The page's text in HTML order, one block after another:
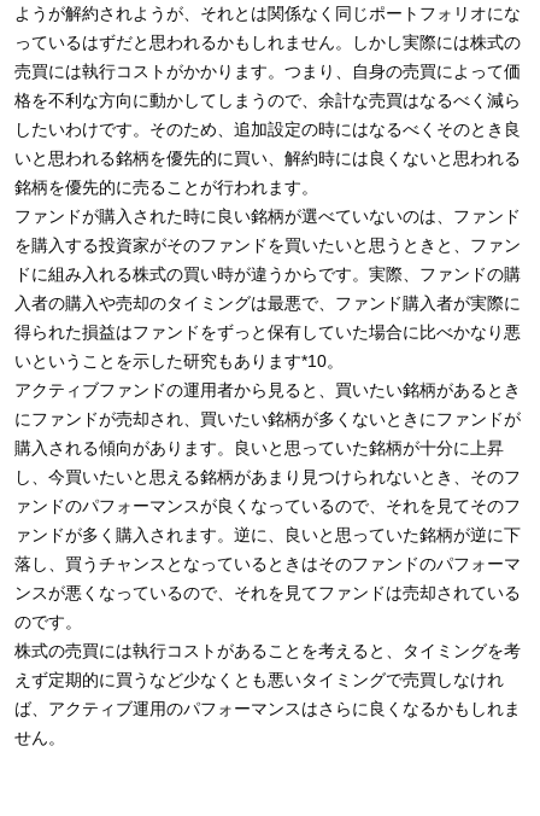
ようが解約されようが、それとは関係なく同じポートフォリオにな
っているはずだと思われるかもしれません。しかし実際には株式の
売買には執行コストがかかります。つまり、自身の売買によって価
格を不利な方向に動かしてしまうので、余計な売買はなるべく減ら
したいわけです。そのため、追加設定の時にはなるべくそのとき良
いと思われる銘柄を優先的に買い、解約時には良くないと思われる
銘柄を優先的に売ることが行われます。
ファンドが購入された時に良い銘柄が選べていないのは、ファンド
を購入する投資家がそのファンドを買いたいと思うときと、ファン
ドに組み入れる株式の買い時が違うからです。実際、ファンドの購
入者の購入や売却のタイミングは最悪で、ファンド購入者が実際に
得られた損益はファンドをずっと保有していた場合に比べかなり悪
いということを示した研究もあります*10。
アクティブファンドの運用者から見ると、買いたい銘柄があるとき
にファンドが売却され、買いたい銘柄が多くないときにファンドが
購入される傾向があります。良いと思っていた銘柄が十分に上昇
し、今買いたいと思える銘柄があまり見つけられないとき、そのフ
ァンドのパフォーマンスが良くなっているので、それを見てそのフ
ァンドが多く購入されます。逆に、良いと思っていた銘柄が逆に下
落し、買うチャンスとなっているときはそのファンドのパフォーマ
ンスが悪くなっているので、それを見てファンドは売却されている
のです。
株式の売買には執行コストがあることを考えると、タイミングを考
えず定期的に買うなど少なくとも悪いタイミングで売買しなけれ
ば、アクティブ運用のパフォーマンスはさらに良くなるかもしれま
せん。